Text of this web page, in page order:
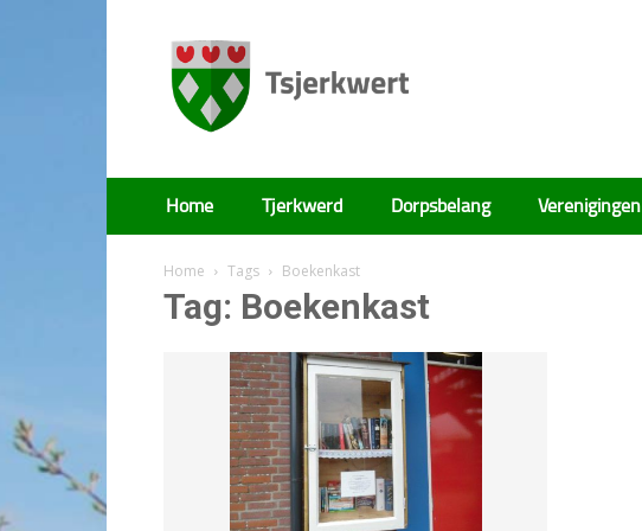
Tsjerkwert
Home Tjerkwerd Dorpsbelang Verenigingen
Home Tags Boekenkast
Tag: Boekenkast